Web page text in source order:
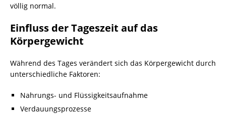
völlig normal.
Einfluss der Tageszeit auf das
Körpergewicht
Während des Tages verändert sich das Körpergewicht durch
unterschiedliche Faktoren:
Nahrungs- und Flüssigkeitsaufnahme
Verdauungsprozesse